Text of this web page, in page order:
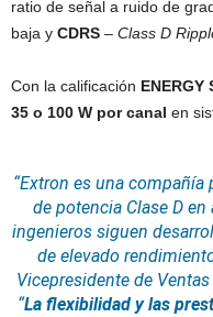
ratio de señal a ruido de
baja y CDRS – Class D
Con la calificación ENERGY
35 o 100 W por canal en
“Extron es una
de potencia Clase D
ingenieros siguen
de elevado
Vicepresidente de
“La flexibilidad y las